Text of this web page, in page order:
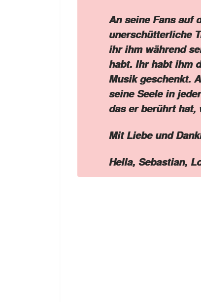
An seine Fans auf
unerschütterliche
ihr ihm während
habt. Ihr habt ihm
Musik geschenkt.
seine Seele in
das er berührt hat,
Mit Liebe und
Hella, Sebastian,